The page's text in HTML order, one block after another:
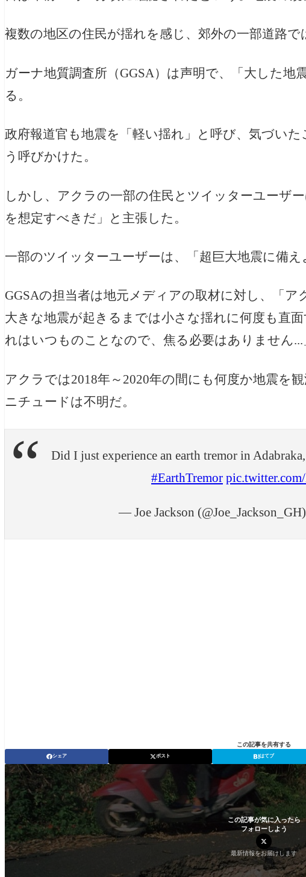
複数の地区の住民が揺れを感じ、郊外の一部道路で
ガーナ地質調査所（GGSA）は声明で、「大した
る。
政府報道官も地震を「軽い揺れ」と呼び、気づい
う呼びかけた。
しかし、アクラの一部の住民とツイッターユーザ
を想定すべきだ」と主張した。
一部のツイッターユーザーは、「超巨大地震に備え
GGSAの担当者は地元メディアの取材に対し、「ア
大きな地震が起きるまでは小さな揺れに何度も直
れはいつものことなので、焦る必要はありません...
アクラでは2018年～2020年の間にも何度か地震を
ニチュードは不明だ。
Did I just experience an earth tremor in
#EarthTremor
— Joe Jackson (@Joe_Jackson_GH)
この記事を共有する
シェア ポスト はてブ
この記事が気に入ったら
フォローしよう
最新情報をお届けします